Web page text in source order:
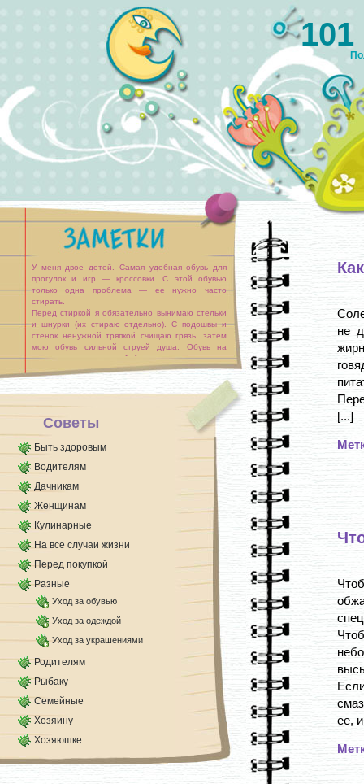
У меня двое детей. Самая удобная обувь для
прогулок и игр — кроссовки. С этой обувью
только одна проблема — ее нужно часто
стирать.
Перед стиркой я обязательно вынимаю стельки
и шнурки (их стираю отдельно). С подошвы и
стенок ненужной тряпкой счищаю грязь, затем
мою обувь сильной струей душа. Обувь на
полчаса ставлю в таз с [...]
Советы
Быть здоровым
Водителям
Дачникам
Женщинам
Кулинарные
На все случаи жизни
Перед покупкой
Разные
Уход за обувью
Уход за одеждой
Уход за украшениями
Родителям
Рыбаку
Семейные
Хозяину
Хозяюшке
не
[...]
ее,